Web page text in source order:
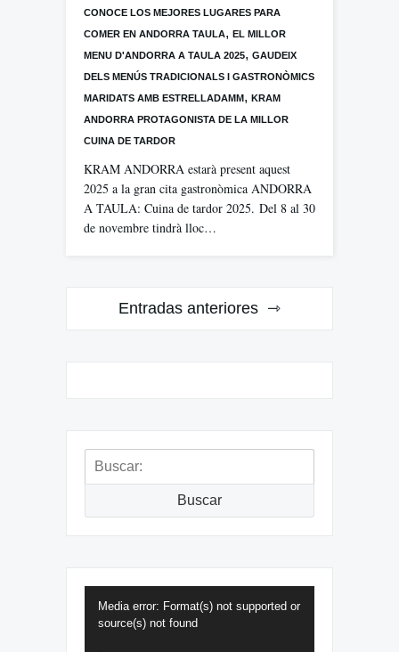
CONOCE LOS MEJORES LUGARES PARA
COMER EN ANDORRA TAULA, EL MILLOR
MENU D'ANDORRA A TAULA 2025, GAUDEIX
DELS MENÚS TRADICIONALS I GASTRONÒMICS
MARIDATS AMB ESTRELLADAMM, KRAM
ANDORRA PROTAGONISTA DE LA MILLOR
CUINA DE TARDOR
KRAM ANDORRA estarà present aquest
2025 a la gran cita gastronòmica ANDORRA
A TAULA: Cuina de tardor 2025. Del 8 al 30
de novembre tindrà lloc…
Navegación
Entradas anteriores
Buscar:
Buscar
Media error: Format(s) not supported or
source(s) not found